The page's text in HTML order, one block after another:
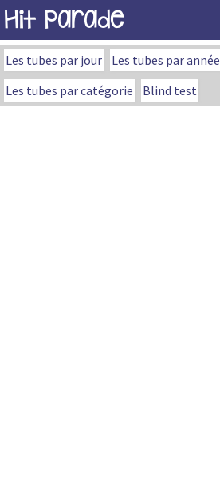
Hit Parade
Les tubes par jour Les tubes par année
Les tubes par catégorie
Blind test